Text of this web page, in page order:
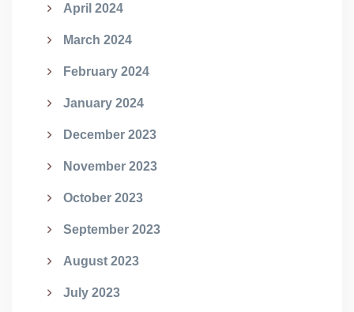
April 2024
March 2024
February 2024
January 2024
December 2023
November 2023
October 2023
September 2023
August 2023
July 2023